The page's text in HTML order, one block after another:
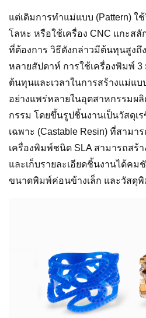
แต่เดิมการทำแม่แบบ (Pattern)
โลหะ หรือใช้เครื่อง CNC แกะส
ที่ต้องการ วิธีดังกล่าวมีต้นทุนสูงถึ
หลายสัปดาห์ การใช้เครื่องพิมพ์
ต้นทุนและเวลาในการสร้างแม่แ
อย่างแพร่หลายในอุตสาหกรรมผ
กรรม โดยขึ้นรูปชิ้นงานเป็นวัสดุเ
เฉพาะ (Castable Resin) ที่สามา
เครื่องพิมพ์ชนิด SLA สามารถสร้
และเก็บรายละเอียดชิ้นงานได้ค
ขนาดพิมพ์ค่อนข้างเล็ก และวัสดุ